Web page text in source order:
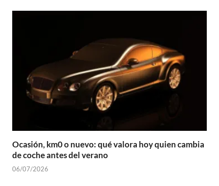
Ocasión, km0 o nuevo: qué valora hoy quien cambia
de coche antes del verano
06/07/2026